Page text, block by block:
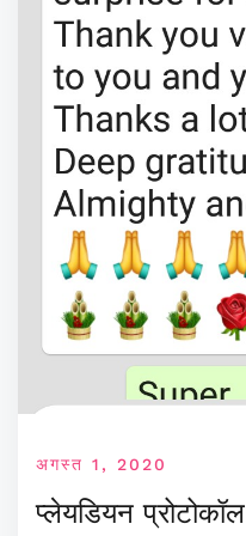
अगस्त 1, 2020
प्लेयडियन प्रोटोकॉल